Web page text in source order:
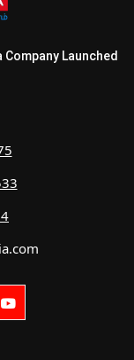
Company Launched